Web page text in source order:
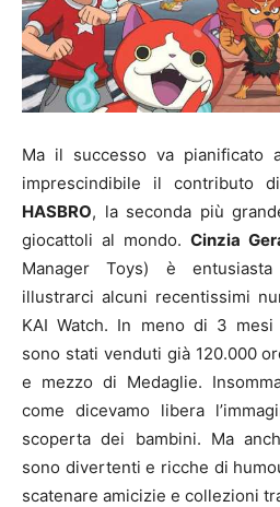
Ma il successo va
imprescindibile il contributo
HASBRO, la seconda più
giocattoli al mondo. Cinzia
Manager Toys) è
illustrarci alcuni recentissimi
KAI Watch. In meno di 3 mesi
sono stati venduti già 120.000
e mezzo di Medaglie.
come dicevamo libera
scoperta dei bambini. Ma
sono divertenti e ricche di
scatenare amicizie e collezioni